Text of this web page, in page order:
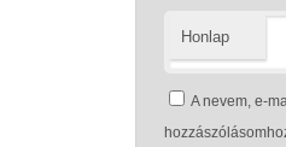
Honlap
A nevem, e-